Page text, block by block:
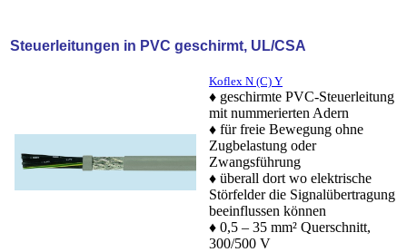
Steuerleitungen in PVC geschirmt, UL/CSA
Koflex N (C) Y
♦ geschirmte PVC-Steuerleitung
mit nummerierten Adern
♦ für freie Bewegung ohne
Zugbelastung oder
Zwangsführung
♦ überall dort wo elektrische
Störfelder die Signalübertragung
beeinflussen können
♦ 0,5 – 35 mm² Querschnitt,
300/500 V